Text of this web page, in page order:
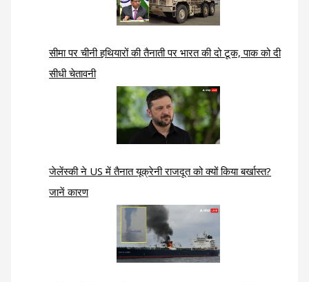
सीमा पर चीनी हथियारों की तैनाती पर भारत की दो टूक, पाक को दी
सीधी चेतावनी
जेलेंस्की ने US में तैनात यूक्रेनी राजदूत को क्यों किया बर्खास्त?
जानें कारण